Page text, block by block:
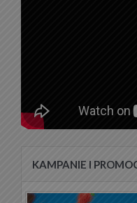
KAMPANIE I